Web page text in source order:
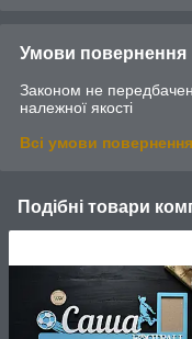
Умови повернення
Законом не
належної якості
Всі умови повернення
Подібні товари